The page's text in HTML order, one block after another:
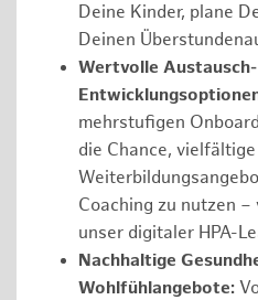
Deine Kinder, plane
Deinen
Wertvolle
mehrstufigen
die Chance,
Coaching zu nutzen
unser digitaler HPA-
Nachhaltige
Wohlfühlangebote: